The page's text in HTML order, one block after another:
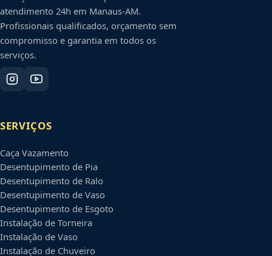
atendimento 24h em Manaus-AM.
Profissionais qualificados, orçamento sem
compromisso e garantia em todos os
serviços.
SERVIÇOS
Caça Vazamento
Desentupimento de Pia
Desentupimento de Ralo
Desentupimento de Vaso
Desentupimento de Esgoto
Instalação de Torneira
Instalação de Vaso
Instalação de Chuveiro